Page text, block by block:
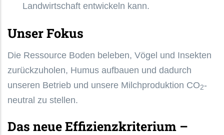
Landwirtschaft entwickeln kann.
Unser Fokus
Die Ressource Boden beleben, Vögel und Insekten
zurückzuholen, Humus aufbauen und dadurch
unseren Betrieb und unsere Milchproduktion CO2-
neutral zu stellen.
Das neue Effizienzkriterium –